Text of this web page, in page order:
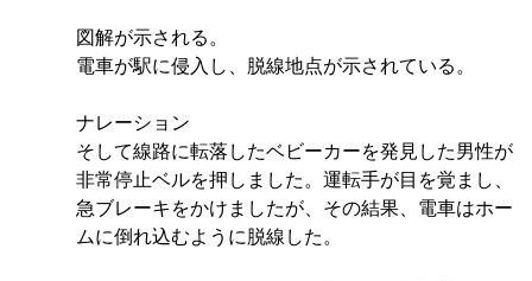
図解が示される。
電車が駅に侵入し、脱線地点が示されている。
ナレーション
そして線路に転落したベビーカーを発見した男性が
非常停止ベルを押しました。運転手が目を覚まし、
急ブレーキをかけましたが、その結果、電車はホー
ムに倒れ込むように脱線した。